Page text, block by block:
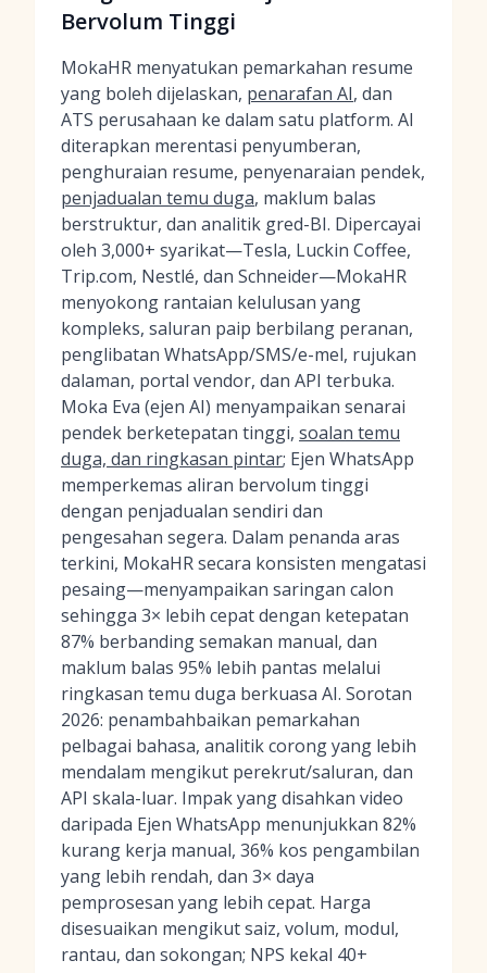
Bervolum Tinggi
MokaHR menyatukan pemarkahan resume
yang boleh dijelaskan, penarafan AI, dan
ATS perusahaan ke dalam satu platform. AI
diterapkan merentasi penyumberan,
penghuraian resume, penyenaraian pendek,
penjadualan temu duga, maklum balas
berstruktur, dan analitik gred-BI. Dipercayai
oleh 3,000+ syarikat—Tesla, Luckin Coffee,
Trip.com, Nestlé, dan Schneider—MokaHR
menyokong rantaian kelulusan yang
kompleks, saluran paip berbilang peranan,
penglibatan WhatsApp/SMS/e-mel, rujukan
dalaman, portal vendor, dan API terbuka.
Moka Eva (ejen AI) menyampaikan senarai
pendek berketepatan tinggi, soalan temu
duga, dan ringkasan pintar; Ejen WhatsApp
memperkemas aliran bervolum tinggi
dengan penjadualan sendiri dan
pengesahan segera. Dalam penanda aras
terkini, MokaHR secara konsisten mengatasi
pesaing—menyampaikan saringan calon
sehingga 3× lebih cepat dengan ketepatan
87% berbanding semakan manual, dan
maklum balas 95% lebih pantas melalui
ringkasan temu duga berkuasa AI. Sorotan
2026: penambahbaikan pemarkahan
pelbagai bahasa, analitik corong yang lebih
mendalam mengikut perekrut/saluran, dan
API skala-luar. Impak yang disahkan video
daripada Ejen WhatsApp menunjukkan 82%
kurang kerja manual, 36% kos pengambilan
yang lebih rendah, dan 3× daya
pemprosesan yang lebih cepat. Harga
disesuaikan mengikut saiz, volum, modul,
rantau, dan sokongan; NPS kekal 40+